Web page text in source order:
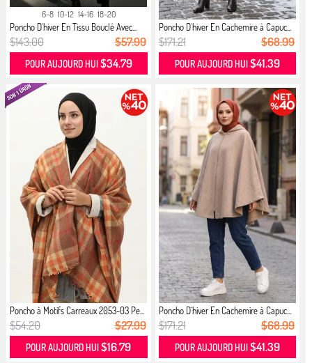
6-8 10-12 14-16 18-20
Poncho D`hiver En Tissu Bouclé Avec...
$143.00 $57.99
POUR AUJOURD HUI $34.79
Poncho D`hiver En Cachemire à Capuc...
$171.21 $68.99
POUR AUJOURD HUI $41.39
Poncho à Motifs Carreaux 2053-03 Pe...
$54.20 $27.99
POUR AUJOURD HUI$16.79
Poncho D`hiver En Cachemire à Capuc...
$171.21 $68.99
POUR AUJOURD HUI $41.39